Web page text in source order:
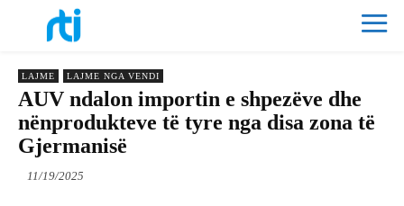
LAJME LAJME NGA VENDI
AUV ndalon importin e shpezëve dhe
nënprodukteve të tyre nga disa zona të
Gjermanisë
11/19/2025